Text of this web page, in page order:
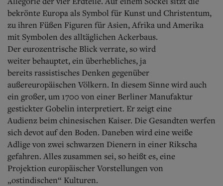
bekrönte Europa als Symbol für Kunst und Christentum,
zu ihren Füßen Figuren für Asien, Afrika und Amerika
mit Symbolen des alltäglichen Ackerbaus.
Dereurozentrische Blick verrate, so wird
weiterbehauptet, ein überhebliches, ja
bereitsrassistisches Denken gegenüber
außereuropäischen Völkern. In diesem Sinnewird auch
ein großer, um 1700 von einer Berliner Manufaktur
gestickter Gobelin interpretiert. Er zeigt eine
Audienzbeim chinesischen Kaiser. Die Gesandten werfen
sich devot auf den Boden. Daneben wird eine weiße
Adlige von zwei schwarzen Dienern in einer Rikscha
gefahren. Alles zusammen sei, so heißt es,eine
Projektion europäischer Vorstellungenvon
„ostindischen“ Kulturen.